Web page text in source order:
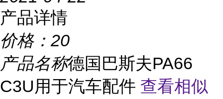
产品详情
价格： 20
产品名称德国巴斯夫PA66
C3U用于汽车配件 查看相似